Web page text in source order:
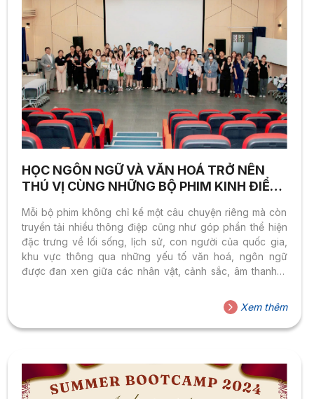
HỌC NGÔN NGỮ VÀ VĂN HOÁ TRỞ NÊN
THÚ VỊ CÙNG NHỮNG BỘ PHIM KINH ĐIỂN
Mỗi bộ phim không chỉ kể một câu chuyện riêng mà còn
truyền tải nhiều thông điệp cũng như góp phần thể hiện
đặc trưng về lối sống, lịch sử, con người của quốc gia,
khu vực thông qua những yếu tố văn hoá, ngôn ngữ
được đan xen giữa các nhân vật, cảnh sắc, âm thanh,…
your English with Blockbusters”, các bạn HS-SV Nhà Sen
đã cùng các thầy cô khám phá văn hoá, ngôn ngữ của
Mỹ và New Zealand được lồng ghép trong các bộ phim...
Xem thêm